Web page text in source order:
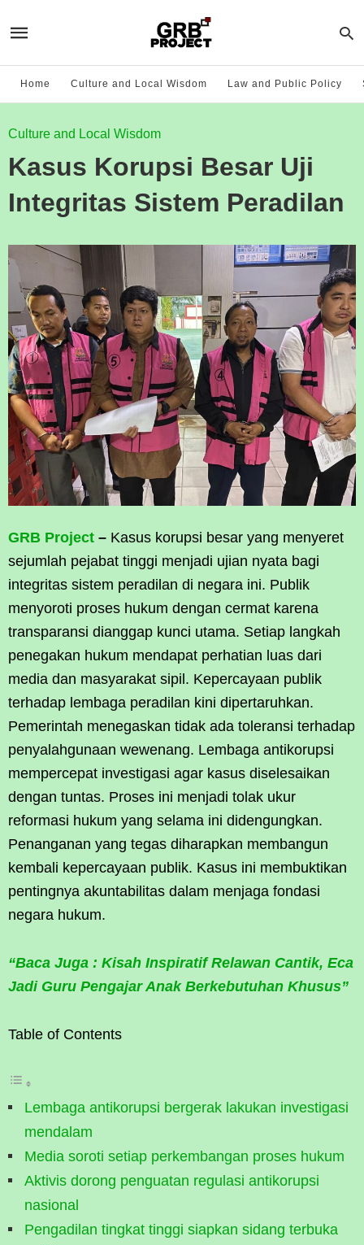
Home Culture and Local Wisdom Law and Public Policy
Culture and Local Wisdom
Kasus Korupsi Besar Uji
Integritas Sistem Peradilan
GRB Project – Kasus korupsi besar yang menyeret
sejumlah pejabat tinggi menjadi ujian nyata bagi
integritas sistem peradilan di negara ini. Publik
menyoroti proses hukum dengan cermat karena
transparansi dianggap kunci utama. Setiap langkah
penegakan hukum mendapat perhatian luas dari
media dan masyarakat sipil. Kepercayaan publik
terhadap lembaga peradilan kini dipertaruhkan.
Pemerintah menegaskan tidak ada toleransi terhadap
penyalahgunaan wewenang. Lembaga antikorupsi
mempercepat investigasi agar kasus diselesaikan
dengan tuntas. Proses ini menjadi tolak ukur
reformasi hukum yang selama ini didengungkan.
Penanganan yang tegas diharapkan membangun
kembali kepercayaan publik. Kasus ini membuktikan
pentingnya akuntabilitas dalam menjaga fondasi
negara hukum.
“Baca Juga : Kisah Inspiratif Relawan Cantik, Eca
Jadi Guru Pengajar Anak Berkebutuhan Khusus”
Table of Contents
Lembaga antikorupsi bergerak lakukan investigasi
mendalam
Media soroti setiap perkembangan proses hukum
Aktivis dorong penguatan regulasi antikorupsi
nasional
Pengadilan tingkat tinggi siapkan sidang terbuka